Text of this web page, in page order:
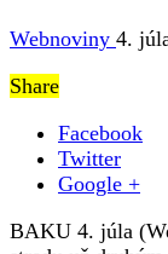
Webnoviny 4.
Share
Facebook
Twitter
Google +
BAKU 4. júla